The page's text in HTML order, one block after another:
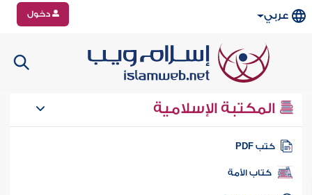
عربي دخول
المكتبة الإسلامية
كتب PDF